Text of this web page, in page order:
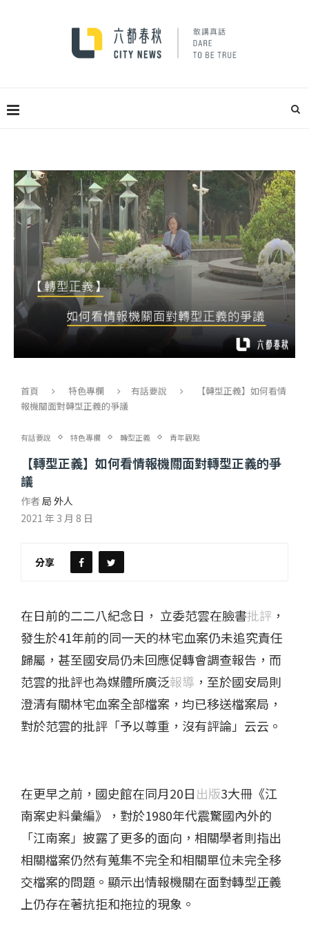
首頁 特色專欄 有話要說
【轉型正義】如何看情
報機關面對轉型正義的爭議
有話要說 特色專欄 轉型正義 青年觀點
【轉型正義】如何看情報機關面對轉型正義的爭
議
作者 局 外人
2021 年 3 月 8 日
分享
在日前的二二八紀念日， 立委范雲在臉書批評 ，
發生於41年前的同一天的林宅血案仍未追究責任
歸屬，甚至國安局仍未回應促轉會調查報告，而
范雲的批評也為媒體所廣泛報導 ，至於國安局則
澄清有關林宅血案全部檔案，均已移送檔案局，
對於范雲的批評「予以尊重，沒有評論」云云。
在更早之前，國史館在同月20日出版3大冊《江
南案史料彙編》，對於1980年代震驚國內外的
「江南案」披露了更多的面向，相關學者則指出
相關檔案仍然有蒐集不完全和相關單位未完全移
交檔案的問題。顯示出情報機關在面對轉型正義
上仍存在著抗拒和拖拉的現象。